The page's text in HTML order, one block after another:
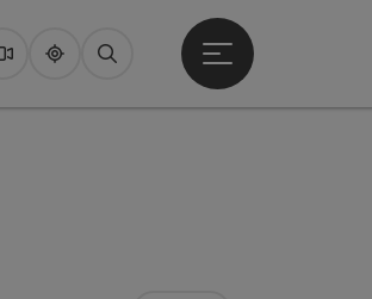
WebcamsUpperguide
Zoeken
Startmenu openen